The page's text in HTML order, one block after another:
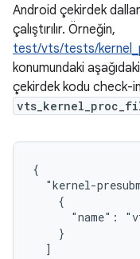
Android çekirdek
çalıştırılır. Örneğin,
test/vts/tests/
konumundaki
çekirdek kodu check-
{
"kernel-
    {
"name":
    }
  ]